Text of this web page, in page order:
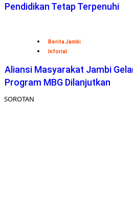
Pendidikan Tetap Terpenuhi
Berita Jambi
Inforial
Aliansi Masyarakat Jambi
Program MBG Dilanjutkan
SOROTAN